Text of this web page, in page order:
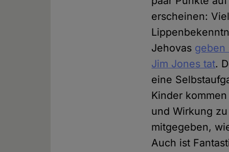
erscheinen:
Jehovas geben
Jim Jones tat.
eine
Kinder
und Wirkung
mitgegeben,
Auch ist